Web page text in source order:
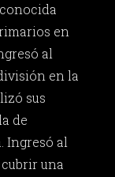
en
al
en la
sus
de
Ingresó al
una